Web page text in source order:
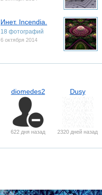
Инет. Incendia.
18 фотографий
6 октября 2014
diomedes2
622 дня назад
Dusy
2320 дней назад